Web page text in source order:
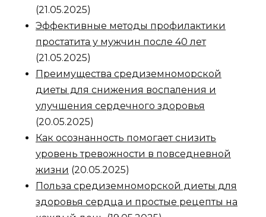
(21.05.2025)
Эффективные методы профилактики
простатита у мужчин после 40 лет
(21.05.2025)
Преимущества средиземноморской
диеты для снижения воспаления и
улучшения сердечного здоровья
(20.05.2025)
Как осознанность помогает снизить
уровень тревожности в повседневной
жизни (20.05.2025)
Польза средиземноморской диеты для
здоровья сердца и простые рецепты на